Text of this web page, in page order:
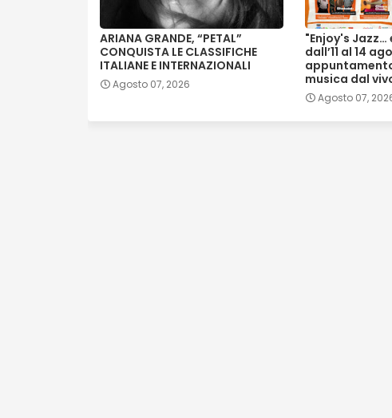
ARIANA GRANDE, “PETAL”
CONQUISTA LE CLASSIFICHE
ITALIANE E INTERNAZIONALI
Agosto 07, 2026
"Enjoy's Jazz…
dall’11 al 14
musica dal
Agosto 07,